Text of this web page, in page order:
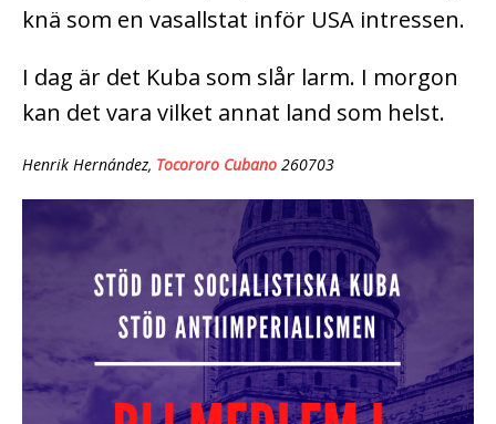
knä som en vasallstat inför USA intressen.
I dag är det Kuba som slår larm. I morgon
kan det vara vilket annat land som helst.
Henrik Hernández, Tocororo Cubano 260703